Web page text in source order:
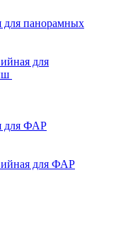
для панорамных
для
для ФАР
для ФАР